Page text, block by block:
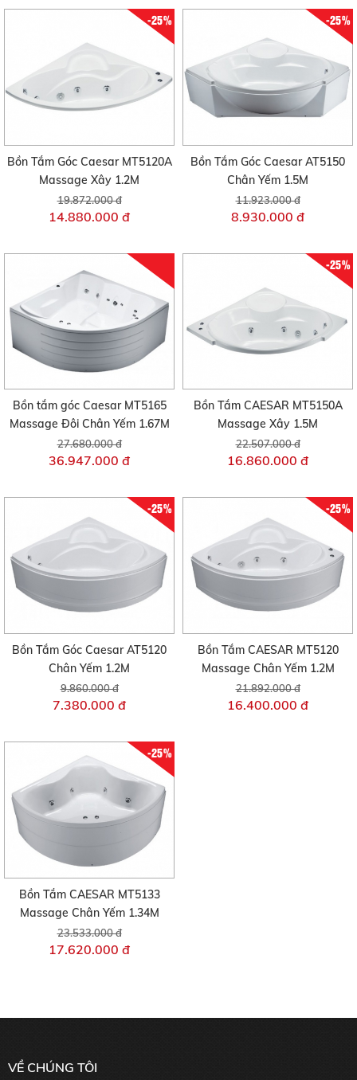
-25%
Bồn Tắm Góc Caesar MT5120A
Massage Xây 1.2M
19.872.000 đ
14.880.000 đ
-25%
Bồn Tắm Góc Caesar AT5150
Chân Yếm 1.5M
11.923.000 đ
8.930.000 đ
Bồn tắm góc Caesar MT5165
Massage Đôi Chân Yếm 1.67M
27.680.000 đ
36.947.000 đ
-25%
Bồn Tắm CAESAR MT5150A
Massage Xây 1.5M
22.507.000 đ
16.860.000 đ
-25%
Bồn Tắm Góc Caesar AT5120
Chân Yếm 1.2M
9.860.000 đ
7.380.000 đ
-25%
Bồn Tắm CAESAR MT5120
Massage Chân Yếm 1.2M
21.892.000 đ
16.400.000 đ
-25%
Bồn Tắm CAESAR MT5133
Massage Chân Yếm 1.34M
23.533.000 đ
17.620.000 đ
VỀ CHÚNG TÔI